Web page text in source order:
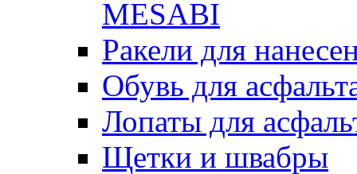
MESABI
Ракели для
Обувь для
Лопаты для
Щетки и швабры